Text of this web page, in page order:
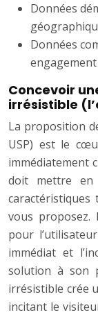
Données
Données
Concevoir
irrésistible
La proposition
USP) est le
immédiatement
doit mettre en
vous proposez.
pour
immédiat et
solution à son
irrésistible crée
incitant le